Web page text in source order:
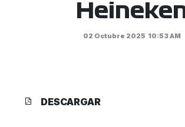
02 Octubre 2025 10:53 AM
DESCARGAR